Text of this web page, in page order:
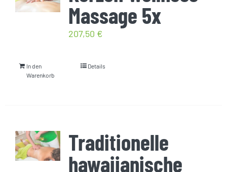
Massage 5x
207,50 €
In den
Warenkorb
Details
Traditionelle
hawaiianische